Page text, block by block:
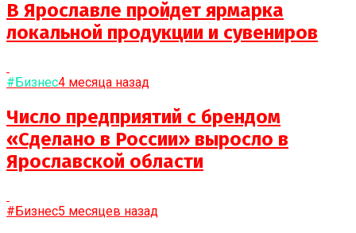
В Ярославле пройдет ярмарка
локальной продукции и сувениров
#Бизнес4 месяца назад
Число предприятий с брендом
«Сделано в России» выросло в
Ярославской области
#Бизнес5 месяцев назад